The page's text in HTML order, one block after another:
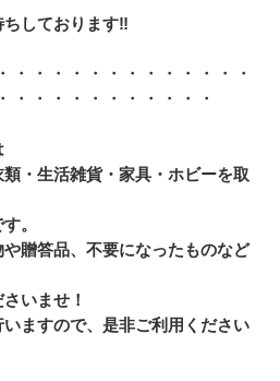
しております‼
・・・・・・・・・・・・・
・・・・・・・・・・・
・生活雑貨・家具・ホビーを取
。
贈答品、不要になったものなど
いませ！
ますので、是非ご利用ください